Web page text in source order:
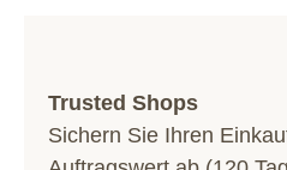
Trusted Shops
Sichern Sie Ihren